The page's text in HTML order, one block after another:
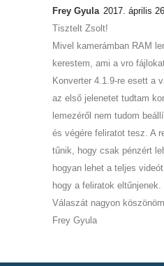
Frey Gyula 2017. április
Tisztelt Zsolt!
Mivel kamerámban RAM
kerestem, ami a vro
Konverter 4.1.9-re esett a
az első jelenetet tudtam
lemezéről nem tudom
és végére feliratot tesz. A
tűnik, hogy csak pénzért
hogyan lehet a teljes
hogy a feliratok eltűnjenek.
Válaszát nagyon köszönöm
Frey Gyula